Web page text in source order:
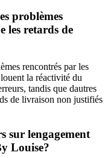
problèmes
les retards de
rencontrés par les
la réactivité du
tandis que dautres
de livraison non justifiés
sur lengagement
Louise?